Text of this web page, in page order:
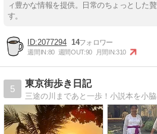
ィ豊かな情報を提供。日常のちょっとした
す。
2077294 14
週間IN:80 週間OUT:90 月間IN:310
5
東京街歩き日記